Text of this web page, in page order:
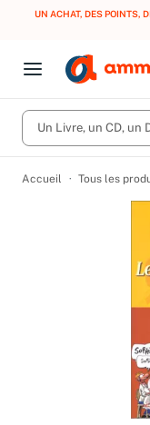
UN ACHAT, DES POINTS,
Open menu
Fermer le
CD d'occasion
Vinyles d'occasion
Meilleures ventes
Nos engagements
Produits
Vous n'avez
Activez les
Un Livre, un CD, un
Accueil Tous les